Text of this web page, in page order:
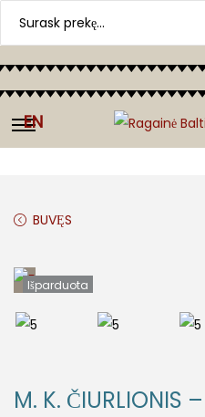
EN
BUVĘS
Išparduota
M. K. ČIURLIONIS